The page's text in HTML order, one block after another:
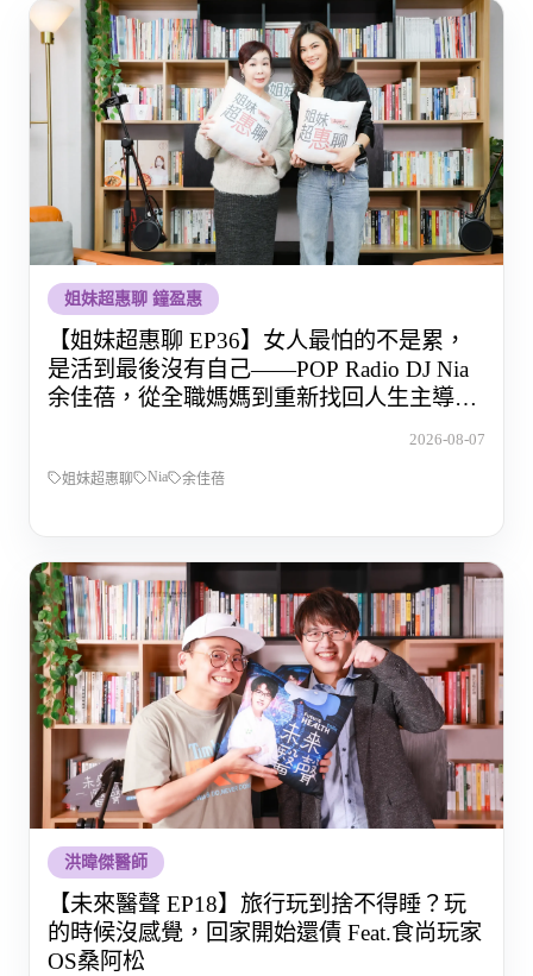
姐妹超惠聊 鐘盈惠
【姐妹超惠聊 EP36】女人最怕的不是累，
是活到最後沒有自己——POP Radio DJ Nia
余佳蓓，從全職媽媽到重新找回人生主導權
2026-08-07
姐妹超惠聊 Nia 余佳蓓
洪暐傑醫師
【未來醫聲 EP18】旅行玩到捨不得睡？玩
的時候沒感覺，回家開始還債 Feat.食尚玩家
OS桑阿松